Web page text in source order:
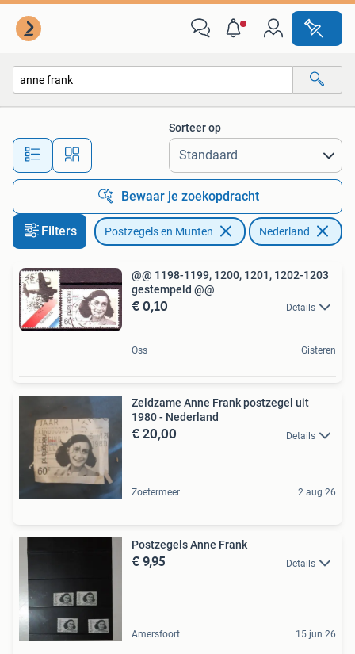
Alle afstanden…
Sorteer op
Bewaar je zoekopdracht
Filters Postzegels en Munten Nederland
@@ 1198-1199, 1200, 1201, 1202-1203
gestempeld @@
€ 0,10 Details
Oss Gisteren
Zeldzame Anne Frank postzegel uit
1980 - Nederland
€ 20,00 Details
Zoetermeer 2 aug 26
Postzegels Anne Frank
€ 9,95 Details
Amersfoort 15 jun 26